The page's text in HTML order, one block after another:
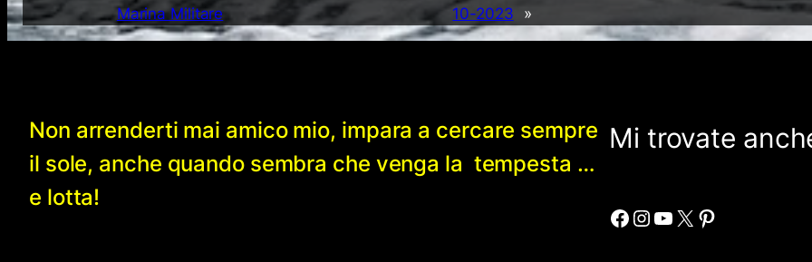
Marina Militare
10-2023
»
Non arrenderti mai amico mio, impara a cercare sempre
il sole, anche quando sembra che venga la tempesta …
e lotta!
Mi trovate
Facebook Instagram YouTube X Pinterest